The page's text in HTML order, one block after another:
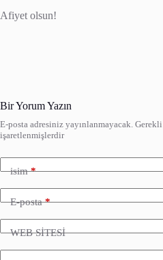
Afiyet olsun!
Bir Yorum Yazın
E-posta adresiniz yayınlanmayacak.
işaretlenmişlerdir
isim*
E-posta*
WEB SİTESİ